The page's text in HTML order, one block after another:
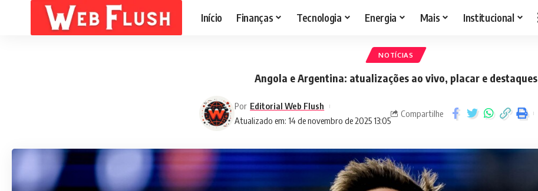
Início Finanças Tecnologia Energia Mais Institucional
NOTÍCIAS
Angola e Argentina: atualizações ao vivo, placar e destaques
Atualizado em: 14 de novembro de 2025 13:05
Por Editorial Web Flush
Compartilhe